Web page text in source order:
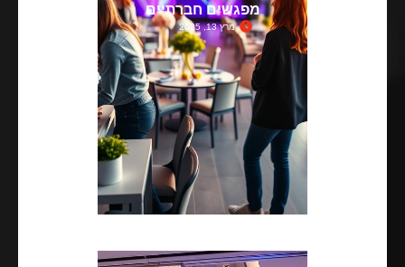
מפגשים חברתיים
מרץ 13, 2025